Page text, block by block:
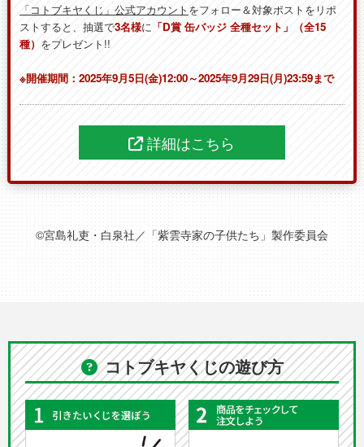
「コトブキヤくじ」公式アカウント をフォロー＆対象ポストをリポ
ストすると、抽選で3名様に 「D賞 缶バッジ 全種セット」（全15
種） をプレゼント!!
※開催期間：2025年9月5日(金)12:00～2025年9月29日(月)23:59まで
詳細はこちら
©宮島礼吏・白泉社／「紫雲寺家の子供たち」製作委員会
コトブキヤくじの遊び方